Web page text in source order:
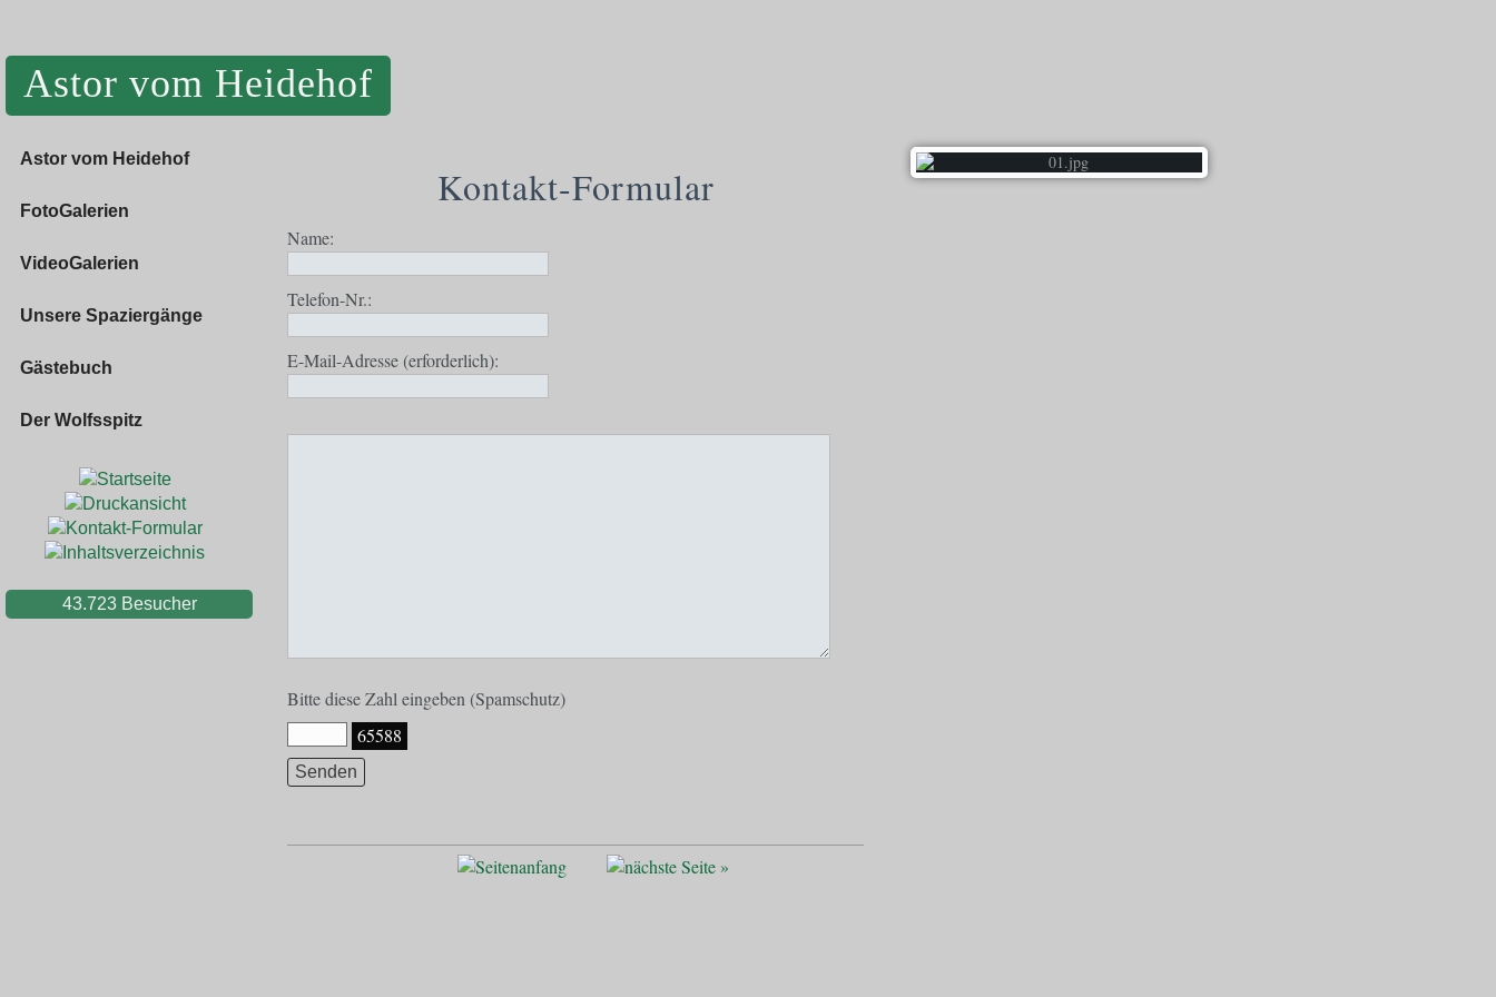
Astor vom Heidehof
Kontakt-Formular
Name:
Telefon-Nr.:
E-Mail-Adresse (erforderlich):
Bitte diese Zahl eingeben (Spamschutz)
65588
Astor vom Heidehof
FotoGalerien
VideoGalerien
Unsere Spaziergänge
Gästebuch
Der Wolfsspitz
43.723 Besucher